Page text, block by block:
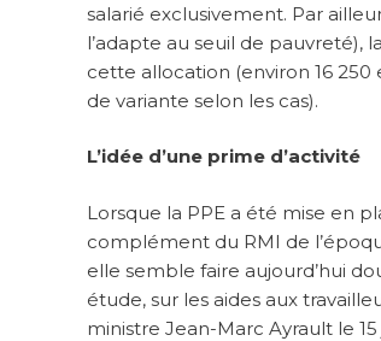
salarié exclusivement. Par
l’adapte au seuil de pauvreté),
cette allocation (environ 16
de variante selon les cas).
L’idée d’une prime d’activité
Lorsque la PPE a été mise en
complément du RMI de
elle semble faire aujourd’hui
étude, sur les aides aux
ministre Jean-Marc Ayrault le